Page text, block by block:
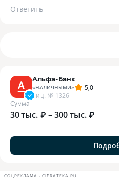
Ответить
Альфа-Банк
«НАЛИЧНЫМИ»
5,0
лиц. № 1326
Сумма
30 тыс. ₽ – 300 тыс. ₽
СОЦРЕКЛАМА • CIFRATEKA.RU